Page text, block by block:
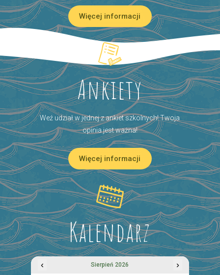
Więcej informacji
Ankiety
Weź udział w jednej z ankiet szkolnych! Twoja
opinia jest ważna!
Więcej informacji
Kalendarz
‹ Sierpień 2026 ›